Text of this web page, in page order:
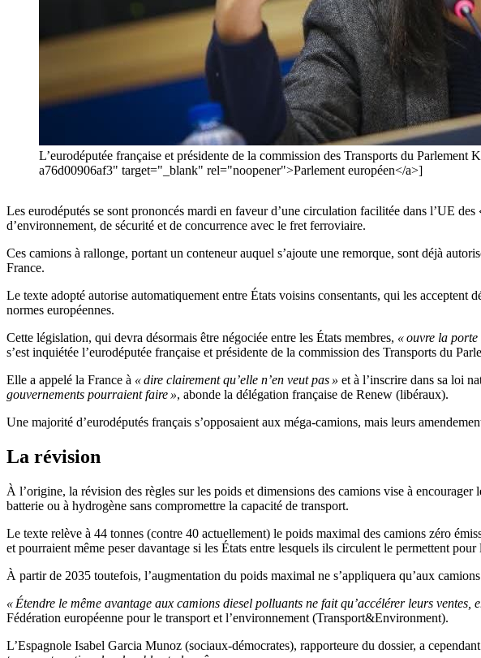
L’eurodéputée française et présidente de la commission des Transports du
a76d00906af3" target="_blank" rel="noopener">Parlement européen</a>]
Les eurodéputés se sont prononcés mardi en faveur d’une circulation facilitée dans l’UE
d’environnement, de sécurité et de concurrence avec le fret ferroviaire.
Ces camions à rallonge, portant un conteneur auquel s’ajoute une remorque, sont déjà
France.
Le texte adopté autorise automatiquement entre États voisins consentants, qui les acceptent
normes européennes.
Cette législation, qui devra désormais être négociée entre les États membres, « ouvre la
s’est inquiétée l’eurodéputée française et présidente de la commission des Transports du
Elle a appelé la France à « dire clairement qu’elle n’en veut pas » et à l’inscrire dans sa loi
gouvernements pourraient faire », abonde la délégation française de Renew (libéraux).
Une majorité d’eurodéputés français s’opposaient aux méga-camions, mais leurs
La révision
À l’origine, la révision des règles sur les poids et dimensions des camions vise à
batterie ou à hydrogène sans compromettre la capacité de transport.
Le texte relève à 44 tonnes (contre 40 actuellement) le poids maximal des camions zéro
et pourraient même peser davantage si les États entre lesquels ils circulent le permettent
À partir de 2035 toutefois, l’augmentation du poids maximal ne s’appliquera qu’aux
« Étendre le même avantage aux camions diesel polluants ne fait qu’accélérer leurs
Fédération européenne pour le transport et l’environnement (Transport&Environment).
L’Espagnole Isabel Garcia Munoz (sociaux-démocrates), rapporteure du dossier, a